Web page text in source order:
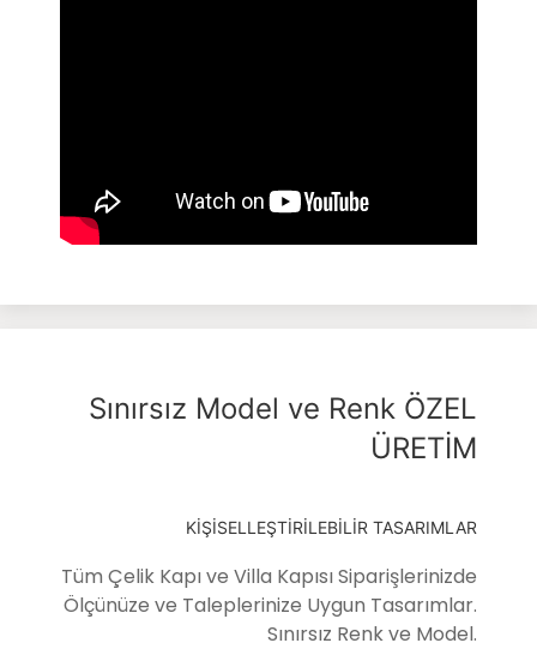
Sınırsız Model ve Renk ÖZEL
ÜRETİM
KİŞİSELLEŞTİRİLEBİLİR TASARIMLAR
Tüm Çelik Kapı ve Villa Kapısı Siparişlerinizde
Ölçünüze ve Taleplerinize Uygun Tasarımlar.
Sınırsız Renk ve Model.